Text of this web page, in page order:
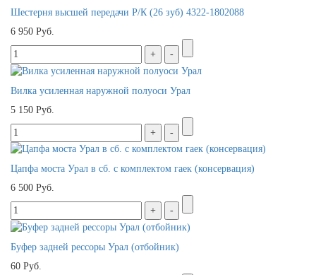
Шестерня высшей передачи Р/К (26 зуб) 4322-1802088
6 950 Руб.
Вилка усиленная наружной полуоси Урал
5 150 Руб.
Цапфа моста Урал в сб. с комплектом гаек (консервация)
6 500 Руб.
Буфер задней рессоры Урал (отбойник)
60 Руб.